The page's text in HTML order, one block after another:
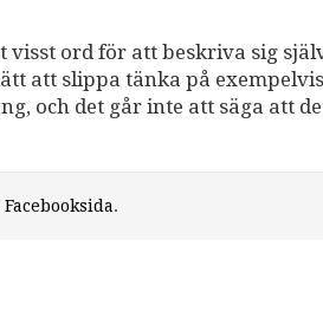
visst ord för att beskriva sig
att slippa tänka på
och det går inte att säga att
.